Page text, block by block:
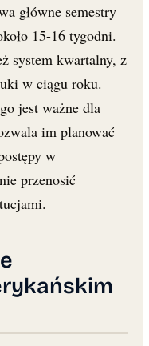
główne semestry
15-16 tygodni.
system kwartalny, z
w ciągu roku.
jest ważne dla
im planować
w
przenosić